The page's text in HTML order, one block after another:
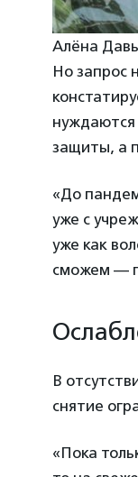
Алёна
Но запрос
нуждаются
защиты, а
«До
уже с
уже как
сможем —
В
снятие
«Пока